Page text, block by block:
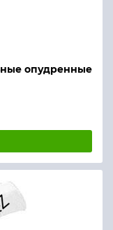
опудренные